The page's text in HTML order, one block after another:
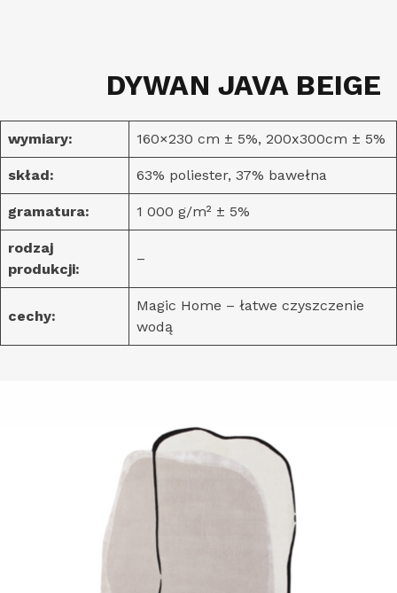
DYWAN JAVA BEIGE
wymiary: 160×230 cm ± 5%, 200x300cm ± 5%
skład: 63% poliester, 37% bawełna
gramatura: 1 000 g/m² ± 5%
rodzaj
produkcji:
–
cechy:
Magic Home – łatwe czyszczenie
wodą